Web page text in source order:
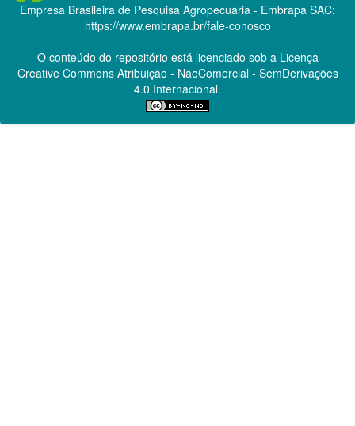
Empresa Brasileira de Pesquisa Agropecuária - Embrapa SAC:
https://www.embrapa.br/fale-conosco
O conteúdo do repositório está licenciado sob a Licença
Creative CommonsAtribuição - NãoComercial - SemDerivações
4.0 Internacional.